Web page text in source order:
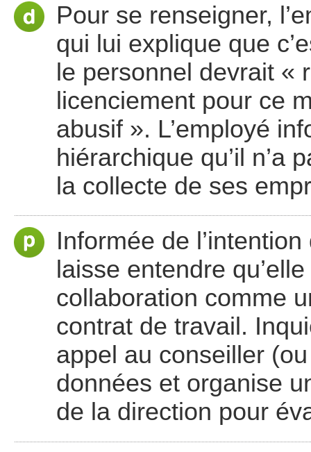
Pour se renseigner,
qui lui explique que
le personnel devrait «
licenciement pour ce
abusif ». L’employé
hiérarchique qu’il n’a
la collecte de ses
Informée de
laisse entendre
collaboration comme
contrat de travail.
appel au conseiller
données et organise
de la direction pour